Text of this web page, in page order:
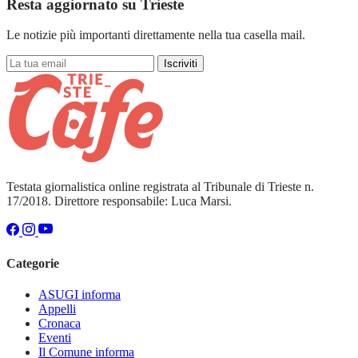
Resta aggiornato su Trieste
Le notizie più importanti direttamente nella tua casella mail.
Iscriviti
Testata giornalistica online registrata al Tribunale di Trieste n.
17/2018. Direttore responsabile: Luca Marsi.
Categorie
ASUGI informa
Appelli
Cronaca
Eventi
Il Comune informa